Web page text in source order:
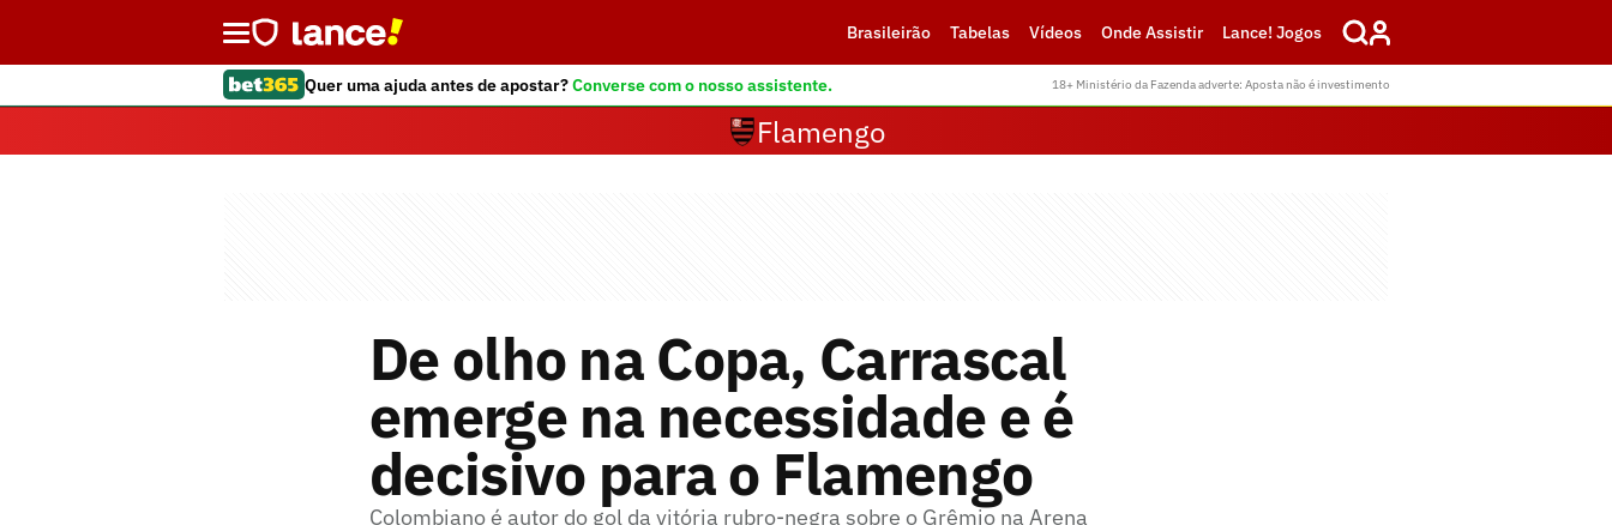
Brasileirão Tabelas Vídeos Onde Assistir Lance! Jogos
Quer uma ajuda antes de apostar?Converse com o nosso assistente. 18+ Ministério da Fazenda adverte: Aposta não é investimento
Flamengo
De olho na Copa, Carrascal
emerge na necessidade e é
decisivo para o Flamengo
Colombiano é autor do gol da vitória rubro-negra sobre o Grêmio na Arena